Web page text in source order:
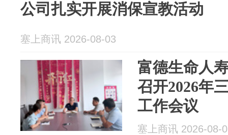
公司扎实开展消保宣教活动
塞上商讯 2026-08-03
富德生命人
召开2026年
工作会议
塞上商讯 2026-08-